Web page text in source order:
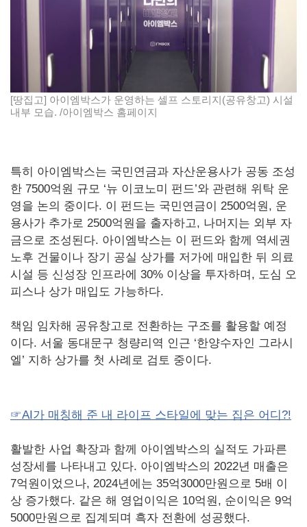
[땅집고] 아이엠박스가 운영하는 셀프 스토리지(공유창고) 시설
내부 모습. /아이엠박스 홈페이지
특히 아이엠박스는 국민연금과 자산운용사가 공동 조성
한 7500억원 규모 ‘뉴 이코노미 펀드’와 관련해 위탁 운
영을 논의 중이다. 이 펀드는 국민연금이 2500억원, 운
용사가 추가로 2500억원을 출자하고, 나머지는 외부 자
금으로 조성된다. 아이엠박스는 이 펀드와 함께 역세권
노후 건물이나 장기 공실 상가를 저가에 매입한 뒤 의료
시설 등 신성장 인프라에 30% 이상을 투자하며, 도심 오
피스나 상가 매입도 가능하다.
책임 임차해 공유창고로 전환하는 구조를 활용할 예정
이다. 서울 동대문구 청량리역 인근 ‘한양수자인 그라시
엘’ 지하 상가를 첫 사례로 검토 중이다.
☞AI가 매칭해 준 내 라이프 스타일에 맞는 집은 어디?!
활발한 사업 확장과 함께 아이엠박스의 실적도 가파른
성장세를 나타내고 있다. 아이엠박스의 2022년 매출은
7억원이었으나, 2024년에는 35억3000만원으로 5배 이
상 증가했다. 같은 해 영업이익은 10억원, 순이익은 9억
5000만원으로 집계되며 흑자 전환에 성공했다.